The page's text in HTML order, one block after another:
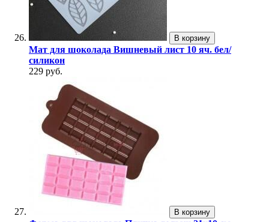
В корзину
Мат для шоколада Вишневый лист 10 яч. бел/
силикон
229 руб.
В корзину